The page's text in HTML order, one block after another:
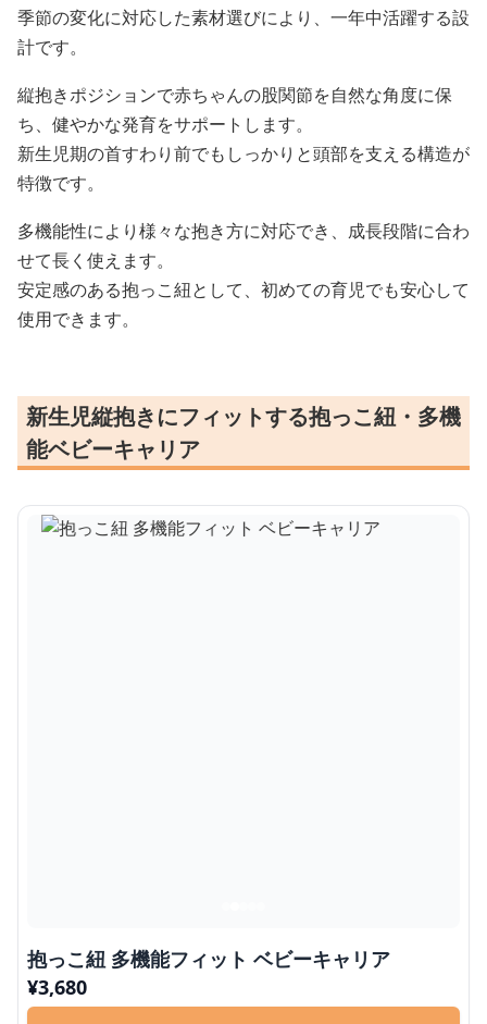
季節の変化に対応した素材選びにより、一年中活躍する設
計です。
縦抱きポジションで赤ちゃんの股関節を自然な角度に保
ち、健やかな発育をサポートします。
新生児期の首すわり前でもしっかりと頭部を支える構造が
特徴です。
多機能性により様々な抱き方に対応でき、成長段階に合わ
せて長く使えます。
安定感のある抱っこ紐として、初めての育児でも安心して
使用できます。
新生児縦抱きにフィットする抱っこ紐・多機
能ベビーキャリア
抱っこ紐 多機能フィット ベビーキャリア
¥3,680